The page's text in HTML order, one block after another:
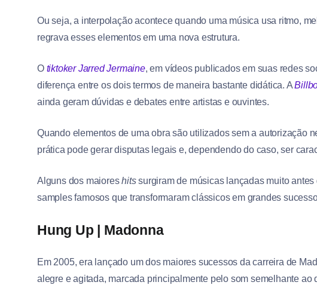
Ou seja, a interpolação acontece quando uma música usa ritmo,
regrava esses elementos em uma nova estrutura.
O tiktoker Jarred Jermaine, em vídeos publicados em suas redes
diferença entre os dois termos de maneira bastante didática. A
ainda geram dúvidas e debates entre artistas e ouvintes.
Quando elementos de uma obra são utilizados sem a autorização
prática pode gerar disputas legais e, dependendo do caso, ser
Alguns dos maioreshitssurgiram de músicas lançadas muito
samples famosos que transformaram clássicos em grandes
Hung Up | Madonna
Em 2005, era lançado um dos maiores sucessos da carreira de
alegre e agitada, marcada principalmente pelo som semelhante ao